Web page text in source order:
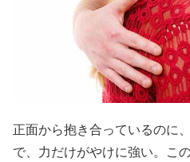
正面から抱き合っているのに
で、力だけがやけに強い。こ